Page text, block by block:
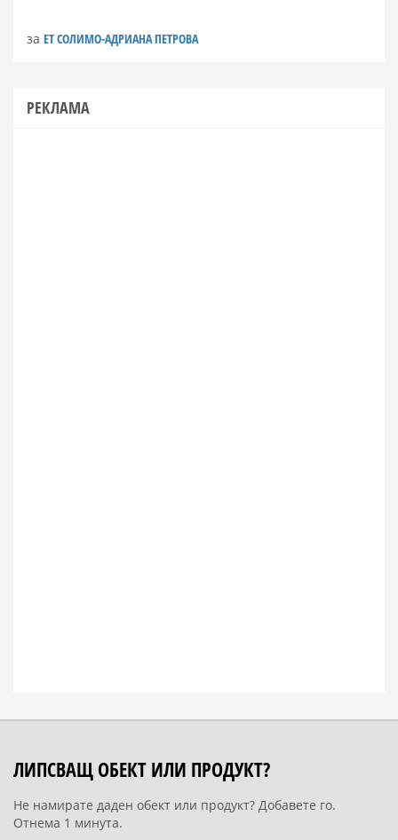
за ЕТ СОЛИМО-АДРИАНА ПЕТРОВА
РЕКЛАМА
ЛИПСВАЩ ОБЕКТ ИЛИ ПРОДУКТ?
Не намирате даден обект или продукт? Добавете го.
Отнема 1 минута.